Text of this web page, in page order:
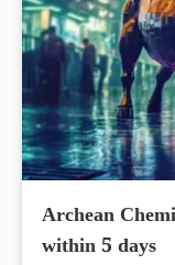
Archean
within 5 days